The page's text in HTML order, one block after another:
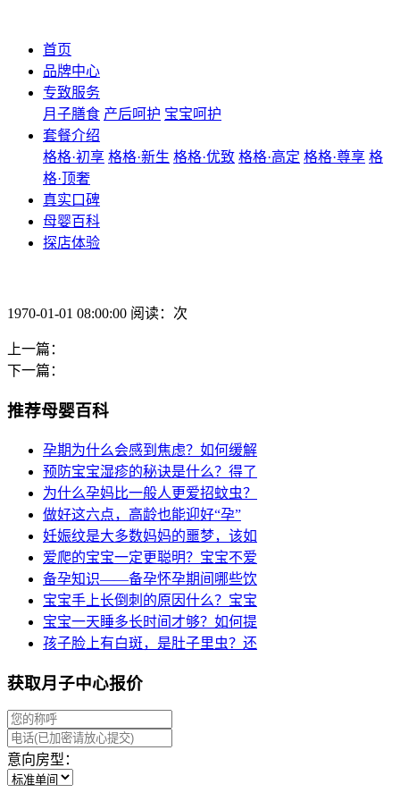
首页
品牌中心
专致服务
月子膳食 产后呵护 宝宝呵护
套餐介绍
格格·初享 格格·新生 格格·优致 格格·高定 格格·尊享 格
格·顶奢
真实口碑
母婴百科
探店体验
1970-01-01 08:00:00 阅读：次
上一篇：
下一篇：
推荐母婴百科
孕期为什么会感到焦虑？如何缓解
预防宝宝湿疹的秘诀是什么？得了
为什么孕妈比一般人更爱招蚊虫？
做好这六点，高龄也能迎好“孕”
妊娠纹是大多数妈妈的噩梦，该如
爱爬的宝宝一定更聪明？宝宝不爱
备孕知识——备孕怀孕期间哪些饮
宝宝手上长倒刺的原因什么？宝宝
宝宝一天睡多长时间才够？如何提
孩子脸上有白斑，是肚子里虫？还
获取月子中心报价
意向房型：